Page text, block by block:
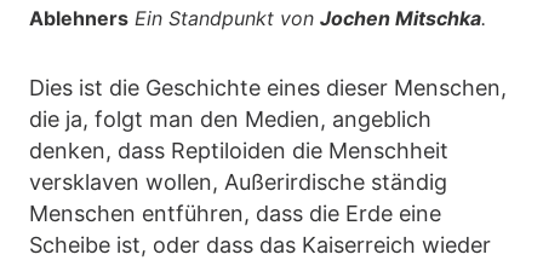
Ablehners Ein Standpunkt von Jochen Mitschka.
Dies ist die Geschichte eines dieser Menschen,
die ja, folgt man den Medien, angeblich
denken, dass Reptiloiden die Menschheit
versklaven wollen, Außerirdische ständig
Menschen entführen, dass die Erde eine
Scheibe ist, oder dass das Kaiserreich wieder